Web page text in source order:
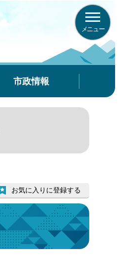
メニュー
市政情報
お気に入りに登録する